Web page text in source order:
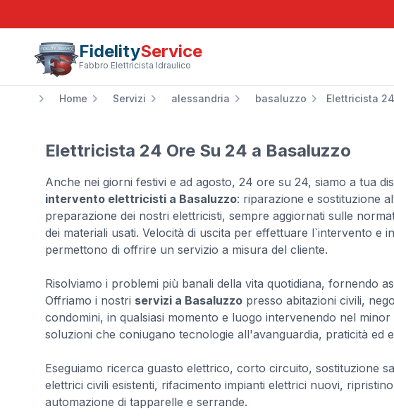
FidelityService
Fabbro Elettricista Idraulico
Home Servizi alessandria basaluzzo Elettricista
Elettricista 24 Ore Su 24 a Basaluzzo
Anche nei giorni festivi e ad agosto, 24 ore su 24, siamo a tua
intervento elettricisti a Basaluzzo: riparazione e sostituzione
preparazione dei nostri elettricisti, sempre aggiornati sulle
dei materiali usati. Velocità di uscita per effettuare l`intervento e
permettono di offrire un servizio a misura del cliente.
Risolviamo i problemi più banali della vita quotidiana, fornendo
Offriamo i nostri servizi a Basaluzzo presso abitazioni civili,
condomini, in qualsiasi momento e luogo intervenendo nel
soluzioni che coniugano tecnologie all'avanguardia, praticità ed
Eseguiamo ricerca guasto elettrico, corto circuito, sostituzione
elettrici civili esistenti, rifacimento impianti elettrici nuovi,
automazione di tapparelle e serrande.